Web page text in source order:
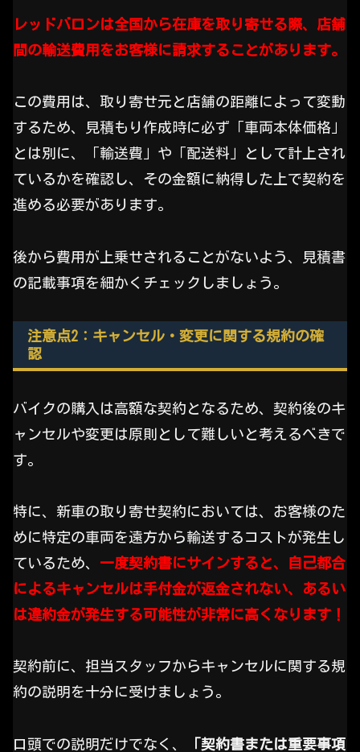
レッドバロンは全国から在庫を取り寄せる際、店舗
間の輸送費用をお客様に請求することがあります。
この費用は、取り寄せ元と店舗の距離によって変動
するため、見積もり作成時に必ず「車両本体価格」
とは別に、「輸送費」や「配送料」として計上され
ているかを確認し、その金額に納得した上で契約を
進める必要があります。
後から費用が上乗せされることがないよう、見積書
の記載事項を細かくチェックしましょう。
注意点2：キャンセル・変更に関する規約の確
認
バイクの購入は高額な契約となるため、契約後のキ
ャンセルや変更は原則として難しいと考えるべきで
す。
特に、新車の取り寄せ契約においては、お客様のた
めに特定の車両を遠方から輸送するコストが発生し
ているため、 一度契約書にサインすると、自己都合
によるキャンセルは手付金が返金されない、あるい
は違約金が発生する可能性が非常に高くなります！
契約前に、担当スタッフからキャンセルに関する規
約の説明を十分に受けましょう。
口頭での説明だけでなく、
「契約書または重要事項